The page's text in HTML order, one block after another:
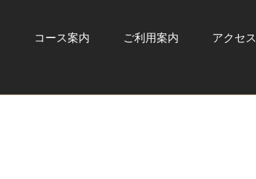
コース案内 ご利用案内 アクセス